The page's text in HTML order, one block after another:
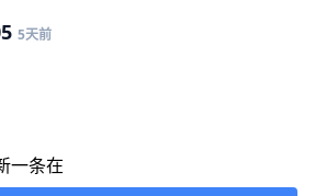
5天前
一条在